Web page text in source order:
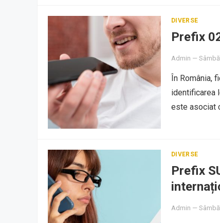
DIVERSE
Prefix
Admin —
În România,
identificarea
este asociat
DIVERSE
Prefix
Admin —